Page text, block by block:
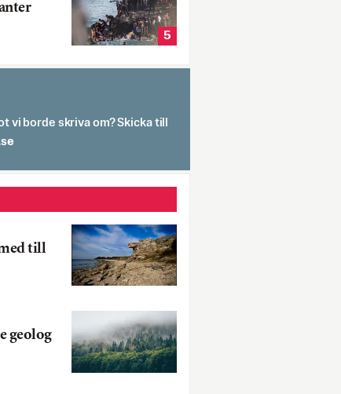
5
vi borde skriva om? Skicka till
till
geolog